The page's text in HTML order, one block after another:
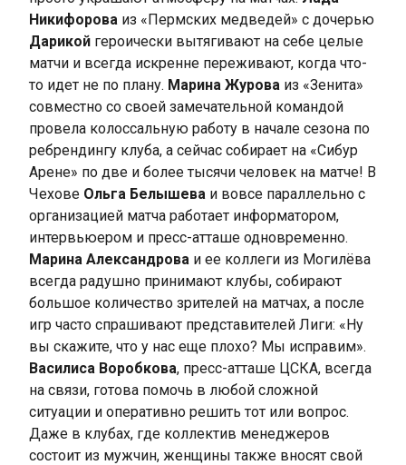
Никифорова из «Пермских медведей» с дочерью
Дарикой героически вытягивают на себе целые
матчи и всегда искренне переживают, когда что-
то идет не по плану. Марина Журова из «Зенита»
совместно со своей замечательной командой
провела колоссальную работу в начале сезона по
ребрендингу клуба, а сейчас собирает на «Сибур
Арене» по две и более тысячи человек на матче! В
Чехове Ольга Белышева и вовсе параллельно с
организацией матча работает информатором,
интервьюером и пресс-атташе одновременно.
Марина Александрова и ее коллеги из Могилёва
всегда радушно принимают клубы, собирают
большое количество зрителей на матчах, а после
игр часто спрашивают представителей Лиги: «Ну
вы скажите, что у нас еще плохо? Мы исправим».
Василиса Воробкова, пресс-атташе ЦСКА, всегда
на связи, готова помочь в любой сложной
ситуации и оперативно решить тот или вопрос.
Даже в клубах, где коллектив менеджеров
состоит из мужчин, женщины также вносят свой